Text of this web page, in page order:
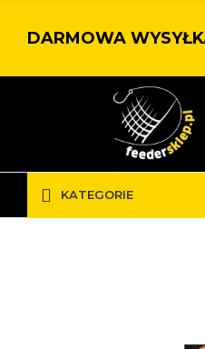
DARMOWA
KATEGORIE